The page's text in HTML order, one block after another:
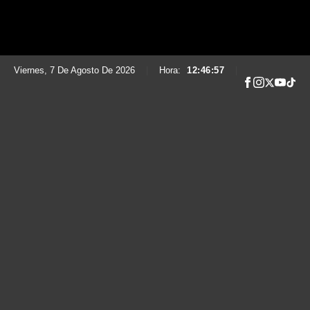
Viernes, 7 De Agosto De 2026 Hora: 12:46:59